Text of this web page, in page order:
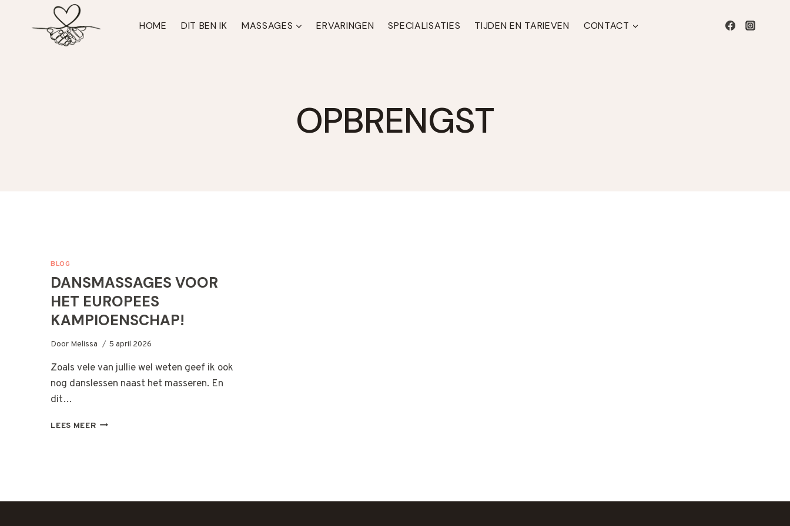
HOME DIT BEN IK MASSAGES ERVARINGEN SPECIALISATIES TIJDEN EN TARIEVEN CONTACT
OPBRENGST
BLOG
DANSMASSAGES VOOR
HET EUROPEES
KAMPIOENSCHAP!
Door Melissa 5 april 2026
Zoals vele van jullie wel weten geef ik ook
nog danslessen naast het masseren. En
dit…
LEES MEERDANSMASSAGES